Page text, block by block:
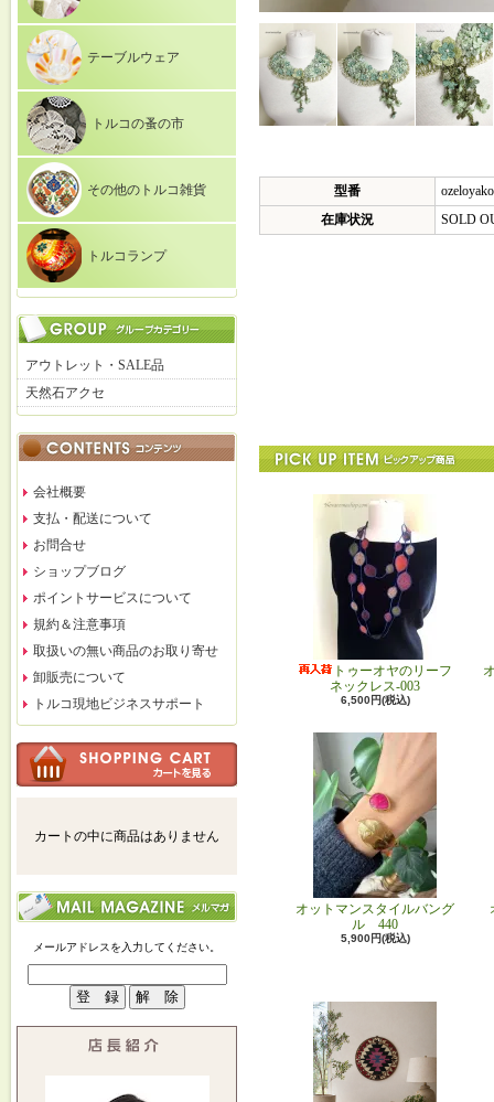
テーブルウェア
トルコの蚤の市
その他のトルコ雑貨
トルコランプ
アウトレット・SALE品
天然石アクセ
会社概要
支払・配送について
お問合せ
ショップブログ
ポイントサービスについて
規約＆注意事項
取扱いの無い商品のお取り寄せ
卸販売について
トルコ現地ビジネスサポート
カートの中に商品はありません
メールアドレスを入力してください。
型番
在庫状況
SOLD
トゥーオヤのリーフ
ネックレス-003
6,500円(税込)
オットマンスタイルバング
ル 440
5,900円(税込)